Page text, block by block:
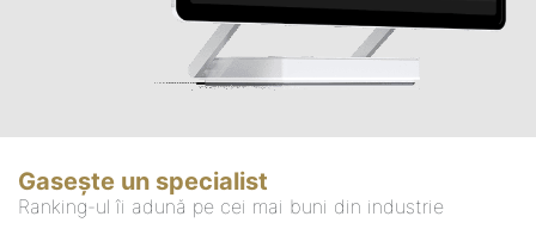
Gasește un specialist
Ranking-ul îi adună pe cei mai buni din industrie